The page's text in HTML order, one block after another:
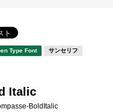
角ゴシック
Type Font サンセリフ
Italic
BoldItalic